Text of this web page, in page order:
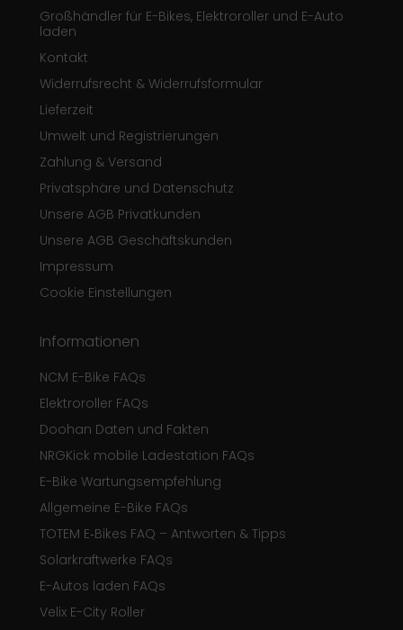
Großhändler für E-Bikes, Elektroroller und E-Auto
laden
Kontakt
Widerrufsrecht & Widerrufsformular
Lieferzeit
Umwelt und Registrierungen
Zahlung & Versand
Privatsphäre und Datenschutz
Unsere AGB Privatkunden
Unsere AGB Geschäftskunden
Impressum
Cookie Einstellungen
Informationen
NCM E-Bike FAQs
Elektroroller FAQs
Doohan Daten und Fakten
NRGKick mobile Ladestation FAQs
E-Bike Wartungsempfehlung
Allgemeine E-Bike FAQs
TOTEM E‑Bikes FAQ – Antworten & Tipps
Solarkraftwerke FAQs
E-Autos laden FAQs
Velix E-City Roller